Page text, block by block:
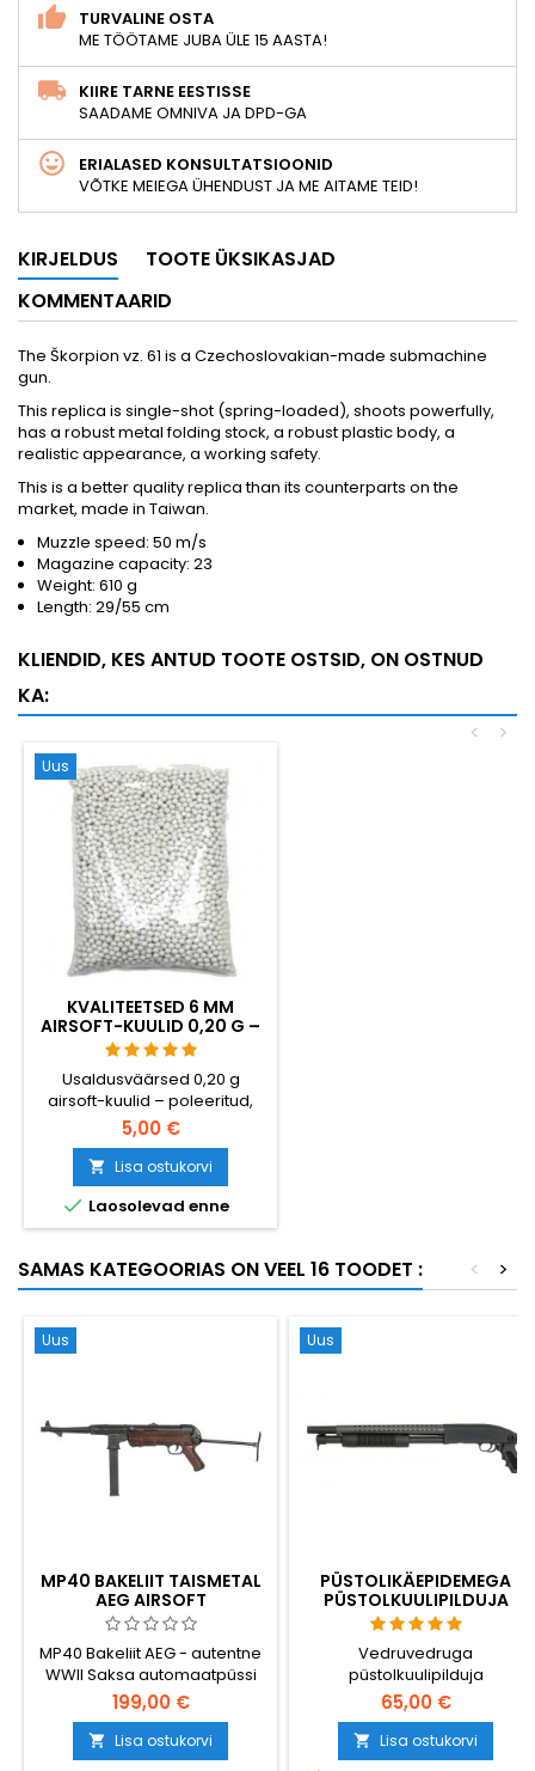
TURVALINE OSTA
ME TÖÖTAME JUBA ÜLE 15 AASTA!
KIIRE TARNE EESTISSE
SAADAME OMNIVA JA DPD-GA
ERIALASED KONSULTATSIOONID
VÕTKE MEIEGA ÜHENDUST JA ME AITAME TEID!
KIRJELDUS
TOOTE ÜKSIKASJAD
KOMMENTAARID
The Škorpion vz. 61 is a Czechoslovakian-made submachine
gun.
This replica is single-shot (spring-loaded), shoots powerfully,
has a robust metal folding stock, a robust plastic body, a
realistic appearance, a working safety.
This is a better quality replica than its counterparts on the
market, made in Taiwan.
Muzzle speed: 50 m/s
Magazine capacity: 23
Weight: 610 g
Length: 29/55 cm
KLIENDID, KES ANTUD TOOTE OSTSID, ON OSTNUD
KA:
>
<
Uus
KVALITEETSED 6 MM
AIRSOFT-KUULID 0,20 G –
1000 TÜKKI, EI TAKERDU,
TÄPNE LASKMINE
Usaldusväärsed 0,20 g
airsoft-kuulid – poleeritud,
täiesti ümmargused, tagavad
tõrgeteta söödu igasuguste
hop-up-süsteemide puhul.
1000 kuuli mahutavate
salvedele, gaasigranaatidele
ja standard-salvedele.
sirge lennutrajektoor.
5,00 €
 Lisa ostukorvi
 Laosolevad enne
SAMAS KATEGOORIAS ON VEEL 16 TOODET : >
<
Uus
MP40 BAKELIIT TAISMETAL
AEG AIRSOFT
AUTOMAATPÜSS - WWII
REPLIKA
MP40 Bakeliit AEG - autentne
WWII Saksa automaatpüssi
airsoft replika täismetall
korpusega, pruuni
bakeliidistiilis käepideme
plaatidega ja kokkupandava
199,00 €
 Lisa ostukorvi
Uus
PÜSTOLIKÄEPIDEMEGA
PÜSTOLKUULIPILDUJA
AIRSOFT SHOTGUN -
KOMPAKTNE
SEKUNDAARNE, ILMA
VARRUKATA
Vedruvedruga
püstolkuulipilduja
kompaktses
püstolikäepidemega
variandis - ilma varrega,
ainult püstolikäepide ja
65,00 €
 Lisa ostukorvi